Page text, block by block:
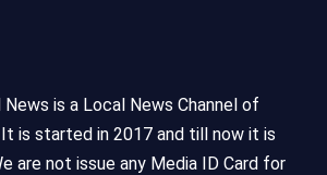
News is a Local News Channel of
It is started in 2017 and till now it is
are not issue any Media ID Card for